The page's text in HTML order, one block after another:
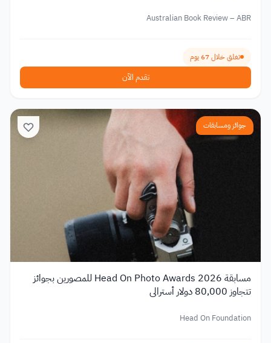
Australian Book Review – ABR
تغلق خلال 67 يوم
تقدم الآن
جوائز ومسابقات
مسابقة Head On Photo Awards 2026 للمصورين بجوائز
تتجاوز 80,000 دولار أسترالي
Head On Foundation